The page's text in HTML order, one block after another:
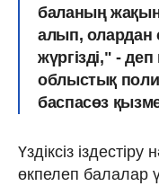
баланың
алып, олардан
жүргізді," - деп
облыстық
баспасөз
Үздіксіз
өкпелеп балалар